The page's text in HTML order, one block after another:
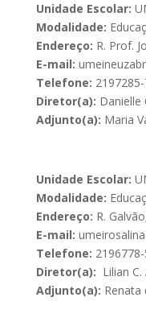
Unidade Escolar:
Modalidade:
Endereço: R. Prof.
E-mail:
Telefone:
Diretor(a): Danielle
Adjunto(a): Maria
Unidade Escolar:
Modalidade:
Endereço: R.
E-mail:
Telefone:
Diretor(a): Lilian
Adjunto(a): Renata